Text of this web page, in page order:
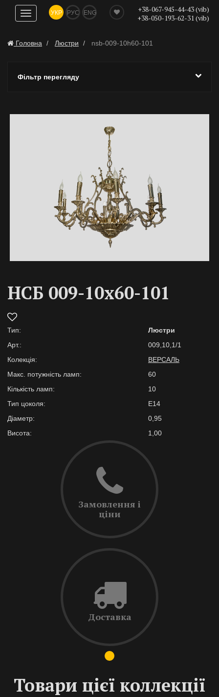
Показати
навігацію
УКР РУС ENG
+38-067-945-44-43 (vib)
+38-050-193-62-31 (vib)
Головна Люстри nsb-009-10h60-101
Фільтр перегляду
НСБ 009-10х60-101
Тип:
Люстри
Арт.:
009,10,1/1
Колекція:
ВЕРСАЛЬ
Макс. потужність ламп:
60
Кількість ламп:
10
Тип цоколя:
E14
Діаметр:
0,95
Висота:
1,00
Замовлення і
ціни
Доставка
Товари цієї коллекції